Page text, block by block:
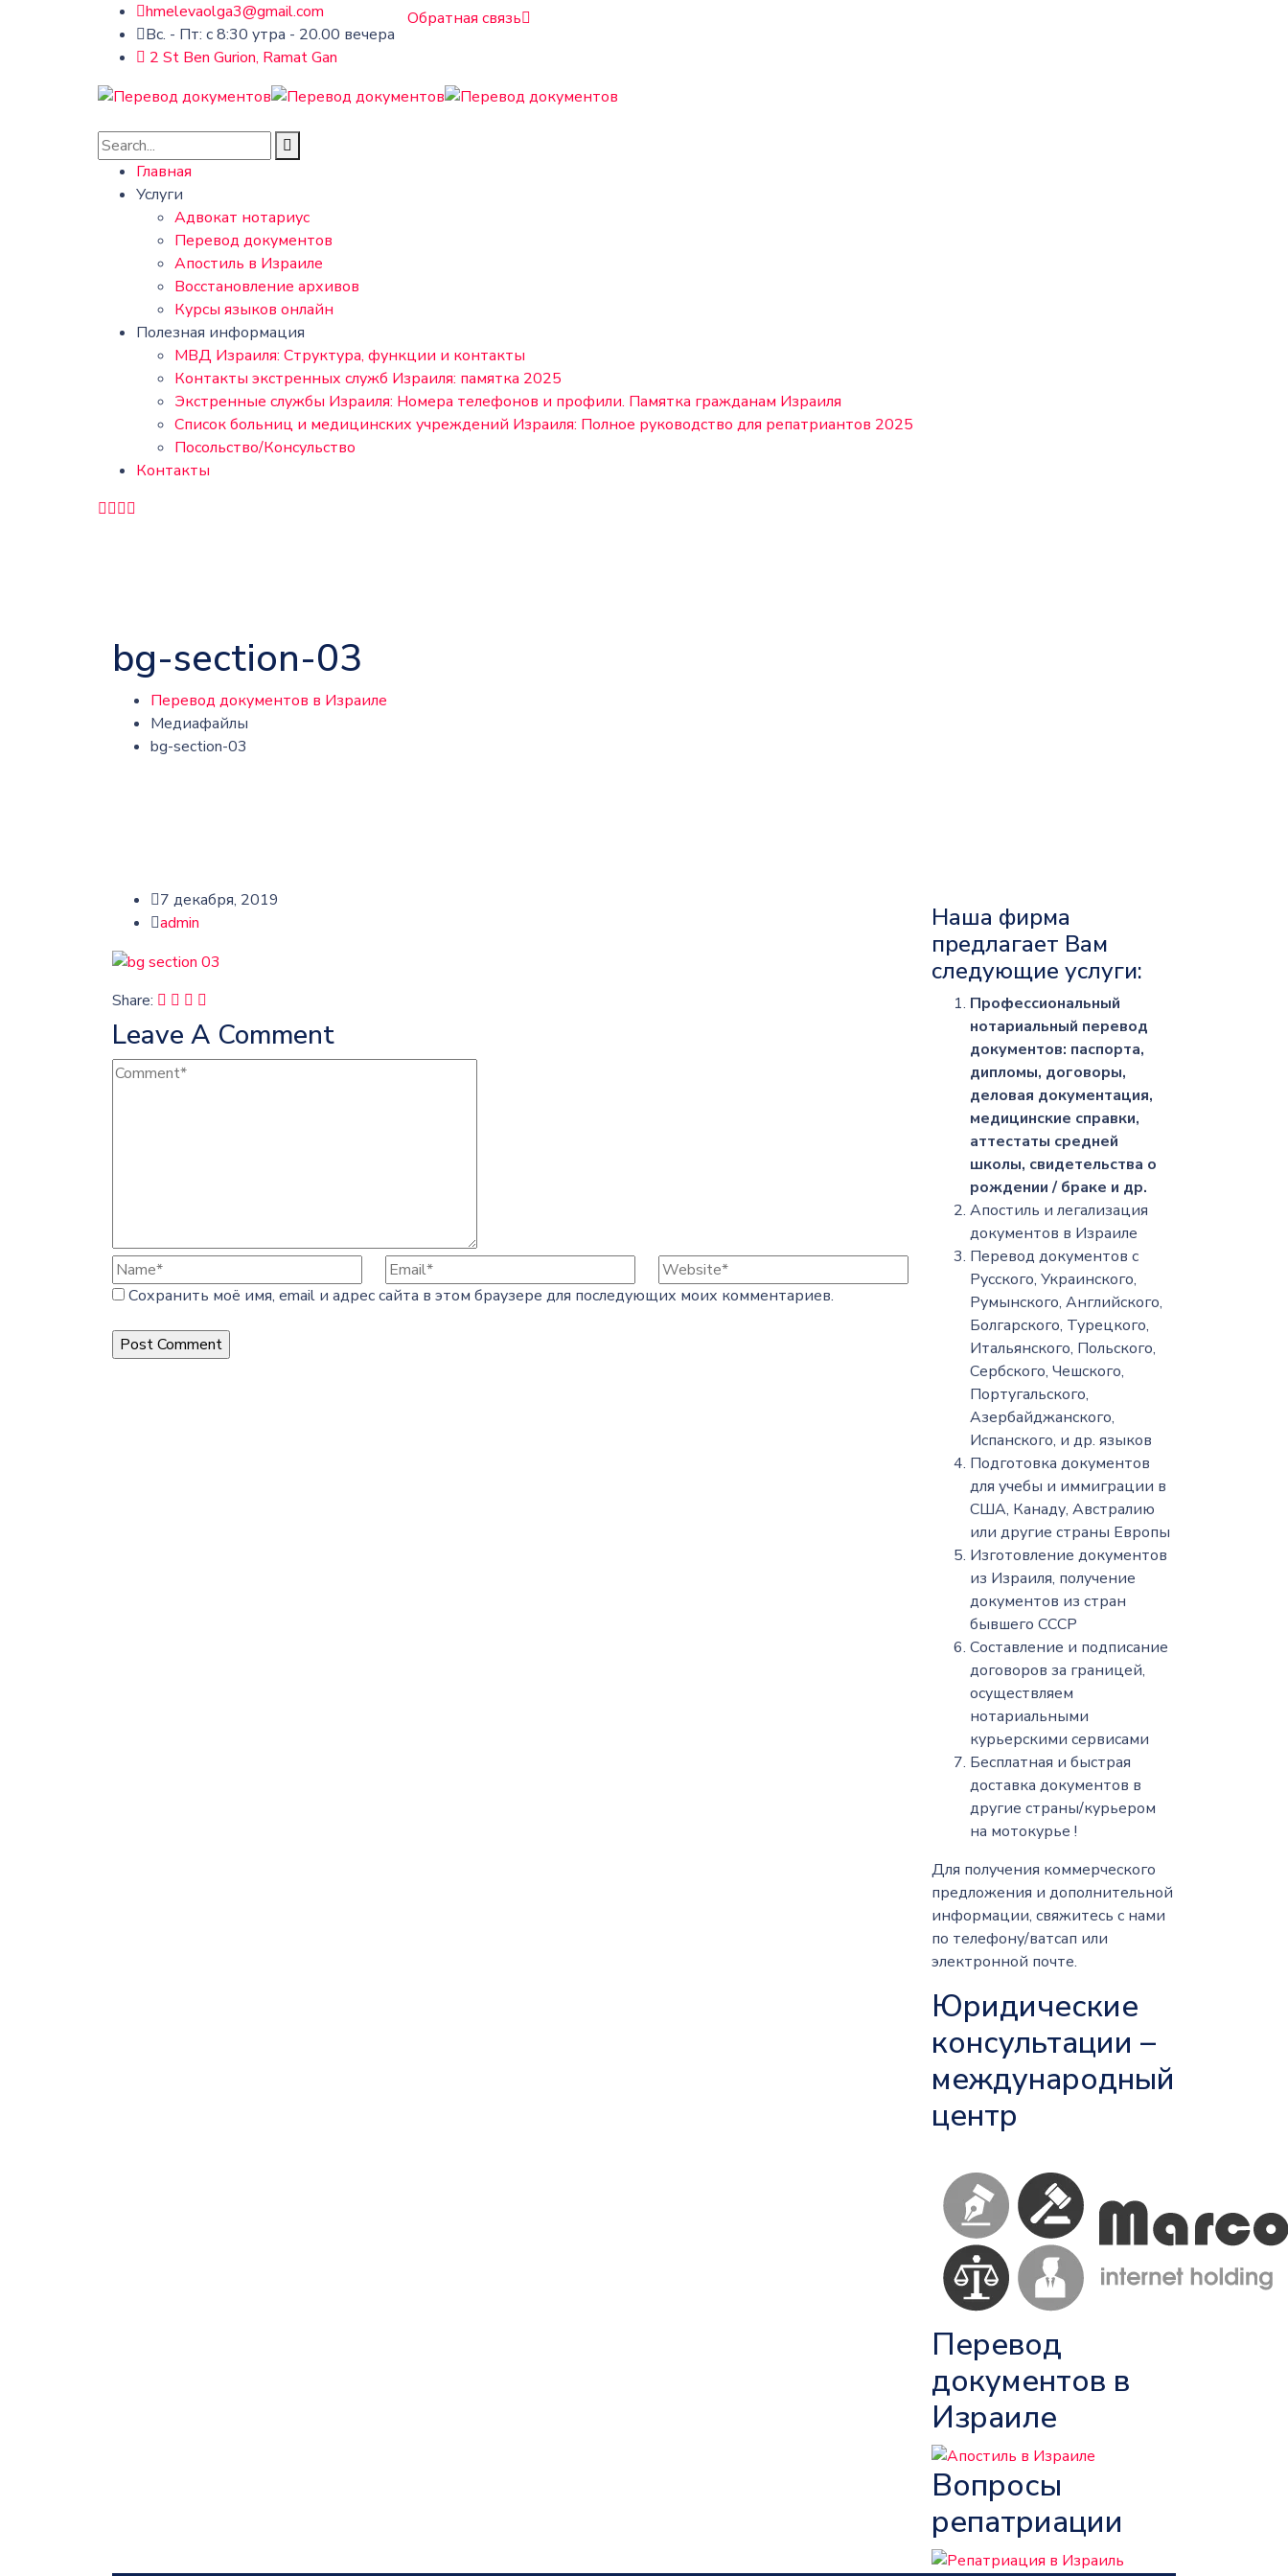
hmelevaolga3@gmail.com
Вс. - Пт: с 8:30 утра - 20.00 вечера
2 St Ben Gurion, Ramat Gan
Обратная связь
Главная
Услуги
Адвокат нотариус
Перевод документов
Апостиль в Израиле
Восстановление архивов
Курсы языков онлайн
Полезная информация
МВД Израиля: Структура, функции и контакты
Контакты экстренных служб Израиля: памятка 2025
Экстренные службы Израиля: Номера телефонов и профили. Памятка гражданам Израиля
Список больниц и медицинских учреждений Израиля: Полное руководство для репатриантов 2025
Посольство/Консульство
Контакты
bg-section-03
Перевод документов в Израиле
Медиафайлы
bg-section-03
7 декабря, 2019
admin
Share:
Leave A Comment
Сохранить моё имя, email и адрес сайта в этом браузере для последующих моих комментариев.
Наша фирма
предлагает Вам
следующие услуги:
Профессиональный
нотариальный перевод
документов: паспорта,
дипломы, договоры,
деловая документация,
медицинские справки,
аттестаты средней
школы, свидетельства о
рождении / браке и др.
Апостиль и легализация
документов в Израиле
Перевод документов с
Русского, Украинского,
Румынского, Английского,
Болгарского, Турецкого,
Итальянского, Польского,
Сербского, Чешского,
Португальского,
Азербайджанского,
Испанского, и др. языков
Подготовка документов
для учебы и иммиграции в
США, Канаду, Австралию
или другие страны Европы
Изготовление документов
из Израиля, получение
документов из стран
бывшего СССР
Составление и подписание
договоров за границей,
осуществляем
нотариальными
курьерскими сервисами
Бесплатная и быстрая
доставка документов в
другие страны/курьером
на мотокурье !
Для получения коммерческого
предложения и дополнительной
информации, свяжитесь с нами
по телефону/ватсап или
электронной почте.
Юридические
консультации –
международный
центр
Перевод
документов в
Израиле
Вопросы
репатриации